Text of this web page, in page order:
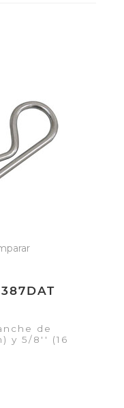
de
y 5/8'' (16